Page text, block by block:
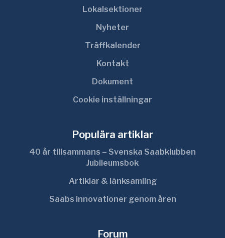
Lokalsektioner
Nyheter
Träffkalender
Kontakt
Dokument
Cookie inställningar
Populära artiklar
40 år tillsammans – Svenska Saabklubben
Jubileumsbok
Artiklar & länksamling
Saabs innovationer genom åren
Forum